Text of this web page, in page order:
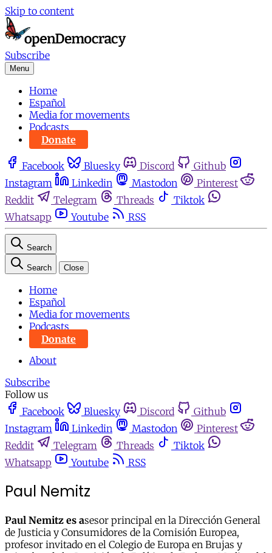
Skip to content
Subscribe
Menu
Home
Español
Media for movements
Podcasts
Donate
Facebook Bluesky Discord
Github
Instagram
Linkedin Mastodon
Pinterest
Reddit
Telegram Threads
Tiktok
Whatsapp
Youtube RSS
Search
Search Close
Home
Español
Media for movements
Podcasts
Donate
About
Subscribe
Follow us
Facebook
Bluesky Discord
Github
Instagram
Linkedin Mastodon
Pinterest
Reddit
Telegram Threads
Tiktok
Whatsapp
Youtube RSS
Paul Nemitz
Paul Nemitz es asesor principal en la Dirección General
de Justicia y Consumidores de la Comisión Europea,
profesor invitado en el Colegio de Europa en Brujas y